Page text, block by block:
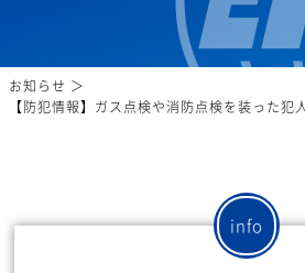
お知らせ
【防犯情報】ガス点検や消防点検を装った犯
info